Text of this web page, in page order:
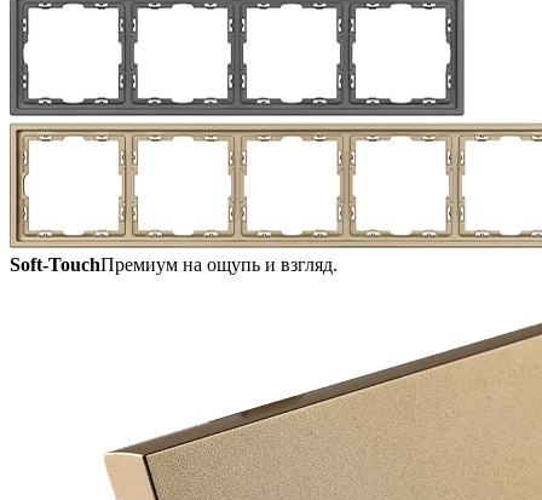
Soft-TouchПремиум на ощупь и взгляд.